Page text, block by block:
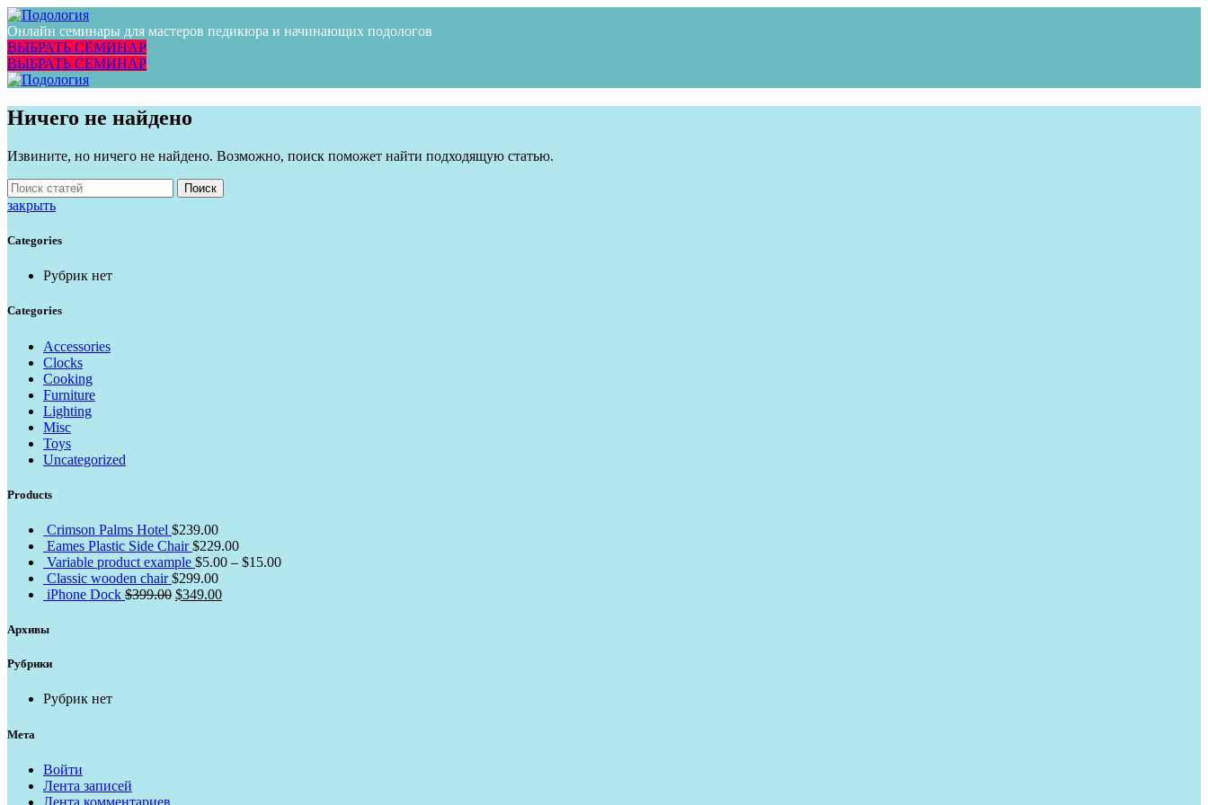
Онлайн семинары для мастеров педикюра и начинающих подологов
ВЫБРАТЬ СЕМИНАР
ВЫБРАТЬ СЕМИНАР
Ничего не найдено
Извините, но ничего не найдено. Возможно, поиск поможет найти подходящую статью.
Поиск
закрыть
Categories
Рубрик нет
Categories
Accessories
Clocks
Cooking
Furniture
Lighting
Misc
Toys
Uncategorized
Products
Crimson Palms Hotel $239.00
Eames Plastic Side Chair$229.00
Variable product example $5.00 – $15.00
Classic wooden chair$299.00
iPhone Dock $399.00 $349.00
Архивы
Рубрики
Рубрик нет
Мета
Войти
Лента записей
Лента комментариев